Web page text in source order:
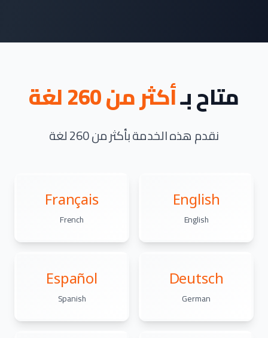
متاح بـأكثر من 260 لغة
نقدم هذه الخدمة بأكثر من 260 لغة
English
English
Français
French
Deutsch
German
Español
Spanish